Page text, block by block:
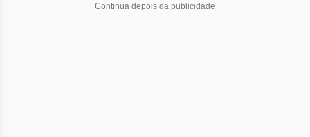
Continua depois da publicidade